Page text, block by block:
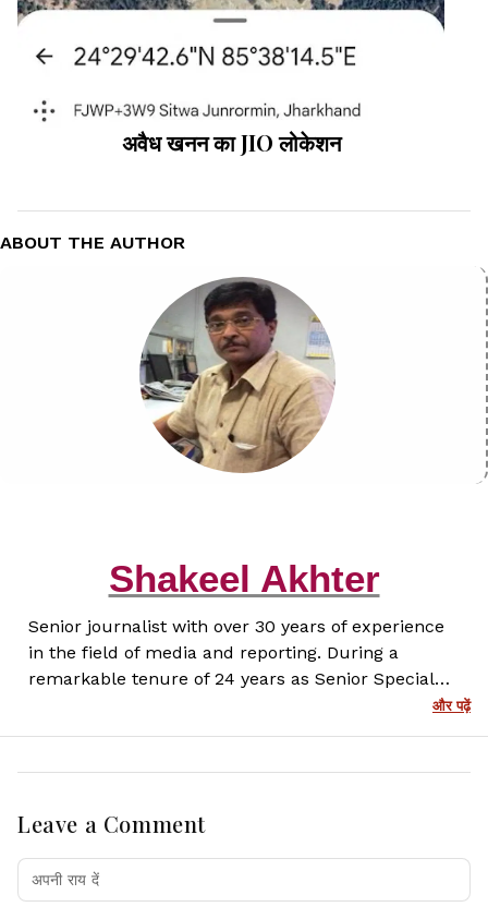
अवैध खनन का JIO लोकेशन
ABOUT THE AUTHOR
Shakeel Akhter
Senior journalist with over 30 years of experience
in the field of media and reporting. During a
remarkable tenure of 24 years as Senior Special
Correspondent at Prabhat Khabar, I have covered a
wide range of stories with depth, honesty and a
readers.
और पढ़ें
Leave a Comment